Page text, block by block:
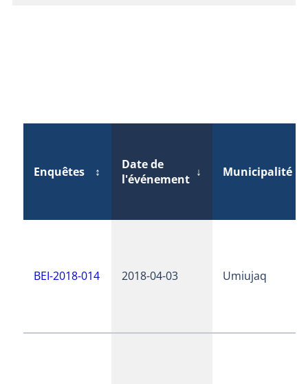
Enquêtes ↕
Date de
l'événement ↓ Municipalité
BEI-2018-014 2018-04-03 Umiujaq